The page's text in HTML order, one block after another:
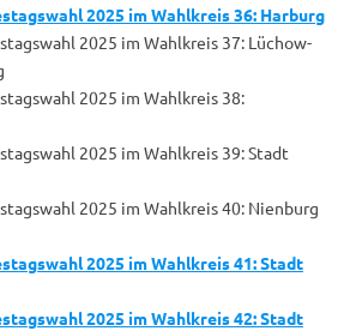
2025 im Wahlkreis 36: Harburg
2025 im Wahlkreis 37: Lüchow-
2025 im Wahlkreis 38:
2025 im Wahlkreis 39: Stadt
2025 im Wahlkreis 40: Nienburg
2025 im Wahlkreis 41: Stadt
2025 im Wahlkreis 42: Stadt